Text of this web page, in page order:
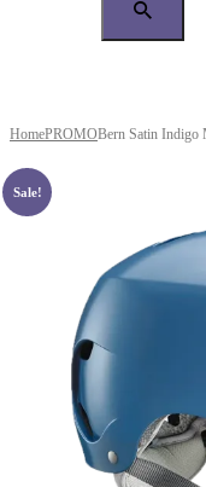
HomePROMOBern Satin Indigo
Sale!